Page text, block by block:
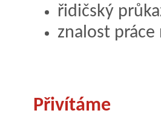
řidičský
znalost práce
Přivítáme